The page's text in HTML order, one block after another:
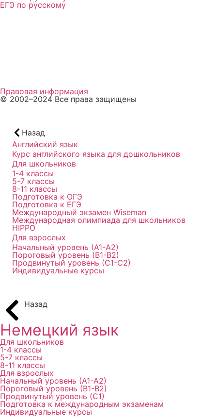
ЕГЭ по русскому
Правовая информация
© 2002–2024 Все права защищены
Назад
Английский язык
Курс английского языка для дошкольников
Для школьников
1-4 классы
5-7 классы
8-11 классы
Подготовка к ОГЭ
Подготовка к ЕГЭ
Международный экзамен Wiseman
Международная олимпиада для школьников
HIPPO
Для взрослых
Начальный уровень (А1-А2)
Пороговый уровень (В1-В2)
Продвинутый уровень (С1-С2)
Индивидуальные курсы
Назад
Немецкий язык
Для школьников
1-4 классы
5-7 классы
8-11 классы
Для взрослых
Начальный уровень (А1-А2)
Пороговый уровень (В1-В2)
Продвинутый уровень (С1)
Подготовка к международным экзаменам
Индивидуальные курсы